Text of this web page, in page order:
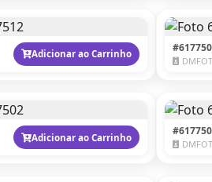
Adicionar ao Carrinho
Adicionar ao Carrinho